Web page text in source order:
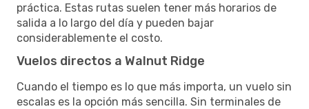
práctica. Estas rutas suelen tener más horarios de
salida a lo largo del día y pueden bajar
considerablemente el costo.
Vuelos directos a Walnut Ridge
Cuando el tiempo es lo que más importa, un vuelo sin
escalas es la opción más sencilla. Sin terminales de